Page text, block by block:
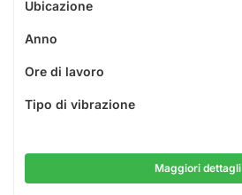
Ubicazione
Anno
Ore di lavoro
Tipo di vibrazione
Maggiori dettagli